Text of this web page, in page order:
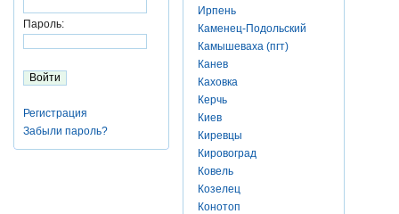
Пароль:
Регистрация
Забыли пароль?
Ирпень
Каменец-Подольский
Камышеваха (пгт)
Канев
Каховка
Керчь
Киев
Киревцы
Кировоград
Ковель
Козелец
Конотоп